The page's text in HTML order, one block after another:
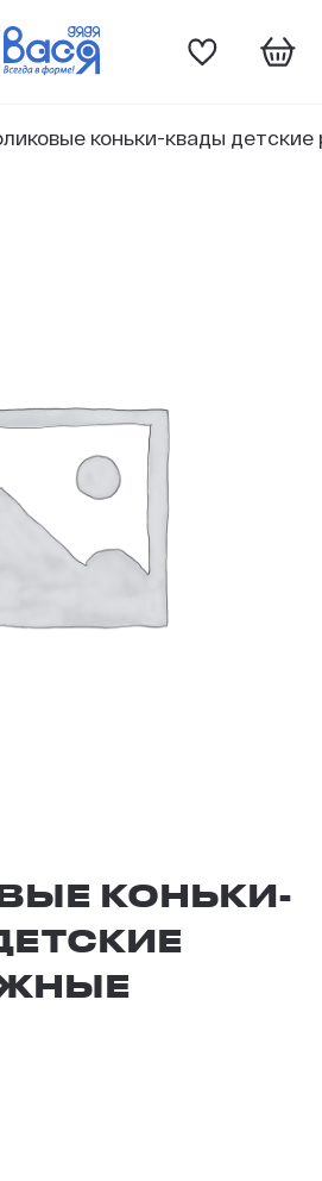
коньки-квады
КОНЬКИ-